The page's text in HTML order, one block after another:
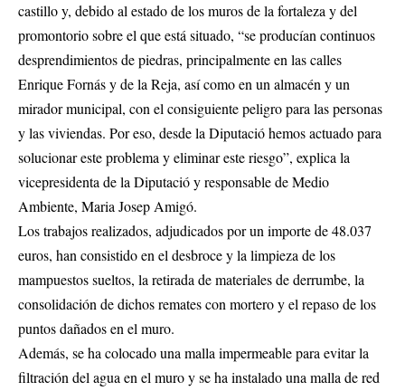
castillo y, debido al estado de los muros de la fortaleza y del
promontorio sobre el que está situado, “se producían continuos
desprendimientos de piedras, principalmente en las calles
Enrique Fornás y de la Reja, así como en un almacén y un
mirador municipal, con el consiguiente peligro para las personas
y las viviendas. Por eso, desde la Diputació hemos actuado para
solucionar este problema y eliminar este riesgo”, explica la
vicepresidenta de la Diputació y responsable de Medio
Ambiente, Maria Josep Amigó.
Los trabajos realizados, adjudicados por un importe de 48.037
euros, han consistido en el desbroce y la limpieza de los
mampuestos sueltos, la retirada de materiales de derrumbe, la
consolidación de dichos remates con mortero y el repaso de los
puntos dañados en el muro.
Además, se ha colocado una malla impermeable para evitar la
filtración del agua en el muro y se ha instalado una malla de red